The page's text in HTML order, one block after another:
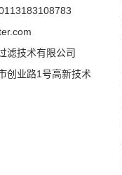
滤技术有限公司
创业路1号高新技术